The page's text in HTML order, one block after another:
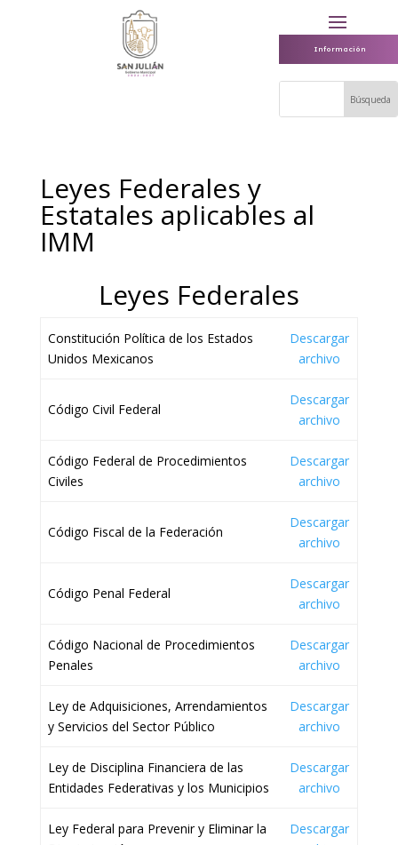
Información
Leyes Federales y
Estatales aplicables al
IMM
Leyes Federales
Constitución Política de los Estados
Unidos Mexicanos
Descargar
archivo
Código Civil Federal
Descargar
archivo
Código Federal de Procedimientos
Civiles
Descargar
archivo
Código Fiscal de la Federación
Descargar
archivo
Código Penal Federal
Descargar
archivo
Código Nacional de Procedimientos
Penales
Descargar
archivo
Ley de Adquisiciones, Arrendamientos
y Servicios del Sector Público
Descargar
archivo
Ley de Disciplina Financiera de las
Entidades Federativas y los Municipios
Descargar
archivo
Ley Federal para Prevenir y Eliminar la
Descargar